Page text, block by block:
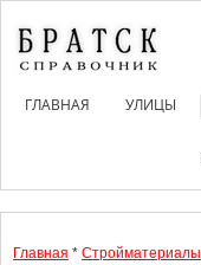
ГЛАВНАЯ УЛИЦЫ
Главная * Стройматериалы